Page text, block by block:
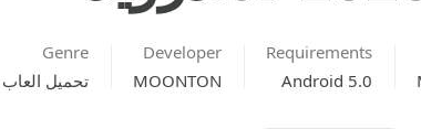
Requirements
Android 5.0
Developer
MOONTON
Genre